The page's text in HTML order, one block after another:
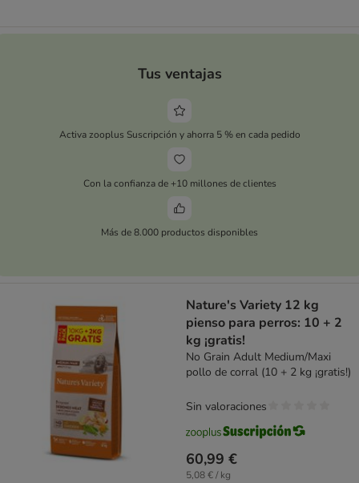
Tus ventajas
Activa zooplus Suscripción y ahorra 5 % en cada pedido
Con la confianza de +10 millones de clientes
Más de 8.000 productos disponibles
Nature's Variety 12 kg
pienso para perros: 10 + 2
kg ¡gratis!
No Grain Adult Medium/Maxi
pollo de corral (10 + 2 kg ¡gratis!)
60,99 €
5,08 € / kg
Sin valoraciones